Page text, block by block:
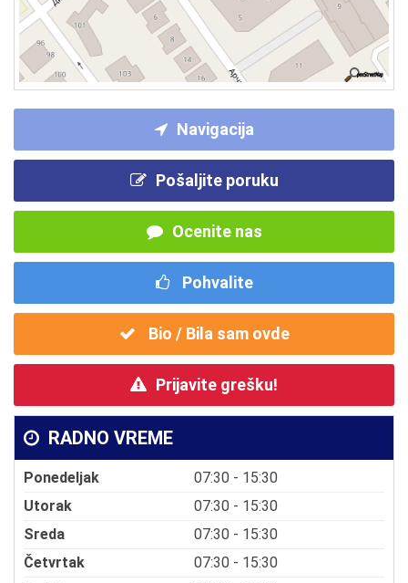
Navigacija
Pošaljite poruku
Ocenite nas
Pohvalite
Bio / Bila sam ovde
Prijavite grešku!
RADNO VREME
Ponedeljak
07:30 - 15:30
Utorak
07:30 - 15:30
Sreda
07:30 - 15:30
Četvrtak
07:30 - 15:30